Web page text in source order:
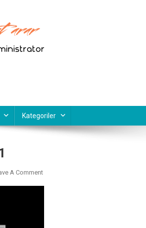
Kategoriler
A CommentOn